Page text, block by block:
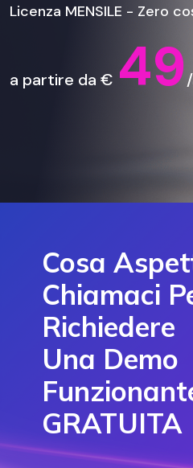
Licenza MENSILE - Zero
a partire da € 49
Cosa
Chiamaci
Richiedere
Una Demo
GRATUITA